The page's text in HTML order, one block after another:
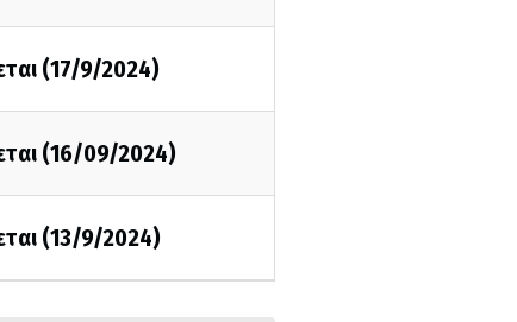
(17/9/2024)
(16/09/2024)
(13/9/2024)